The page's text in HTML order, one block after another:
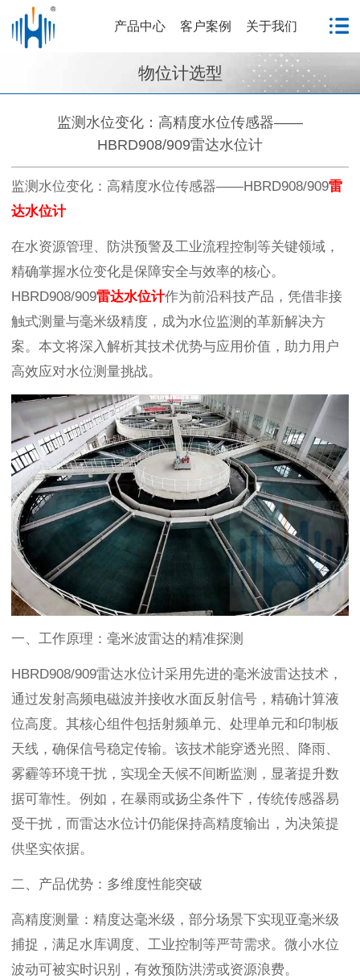
产品中心 客户案例 关于我们
物位计选型
监测水位变化：高精度水位传感器——
HBRD908/909雷达水位计
监测水位变化：高精度水位传感器——HBRD908/909雷
达水位计
在水资源管理、防洪预警及工业流程控制等关键领域，
精确掌握水位变化是保障安全与效率的核心。
HBRD908/909雷达水位计作为前沿科技产品，凭借非接
触式测量与毫米级精度，成为水位监测的革新解决方
案。本文将深入解析其技术优势与应用价值，助力用户
高效应对水位测量挑战。
一、工作原理：毫米波雷达的精准探测
HBRD908/909雷达水位计采用先进的毫米波雷达技术，
通过发射高频电磁波并接收水面反射信号，精确计算液
位高度。其核心组件包括射频单元、处理单元和印制板
天线，确保信号稳定传输。该技术能穿透光照、降雨、
雾霾等环境干扰，实现全天候不间断监测，显著提升数
据可靠性。例如，在暴雨或扬尘条件下，传统传感器易
受干扰，而雷达水位计仍能保持高精度输出，为决策提
供坚实依据。
二、产品优势：多维度性能突破
高精度测量：精度达毫米级，部分场景下实现亚毫米级
捕捉，满足水库调度、工业控制等严苛需求。微小水位
波动可被实时识别，有效预防洪涝或资源浪费。